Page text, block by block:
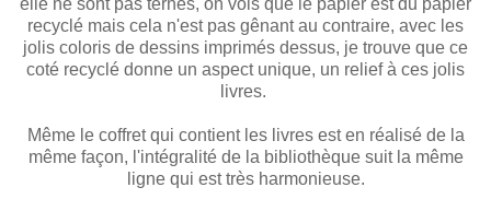
recyclé mais cela n'est pas gênant au contraire, avec les
jolis coloris de dessins imprimés dessus, je trouve que ce
coté recyclé donne un aspect unique, un relief à ces jolis
livres.
Même le coffret qui contient les livres est en réalisé de la
même façon, l'intégralité de la bibliothèque suit la même
ligne qui est très harmonieuse.